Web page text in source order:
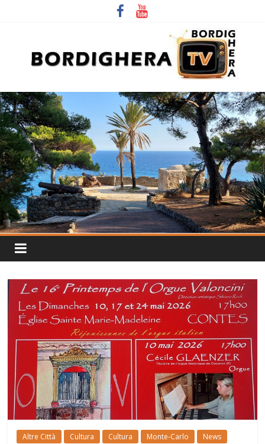
Altre Città Cultura Cultura Monte-Carlo News